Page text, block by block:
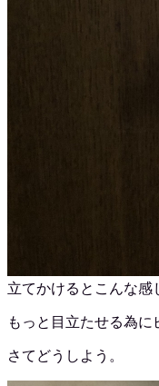
立てかけるとこんな感
もっと目立たせる為に
さてどうしよう。